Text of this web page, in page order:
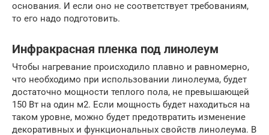
основания. И если оно не соответствует требованиям,
то его надо подготовить.
Инфракрасная пленка под линолеум
Чтобы нагревание происходило плавно и равномерно,
что необходимо при использовании линолеума, будет
достаточно мощности теплого пола, не превышающей
150 Вт на один м2. Если мощность будет находиться на
таком уровне, можно будет предотвратить изменение
декоративных и функциональных свойств линолеума. В